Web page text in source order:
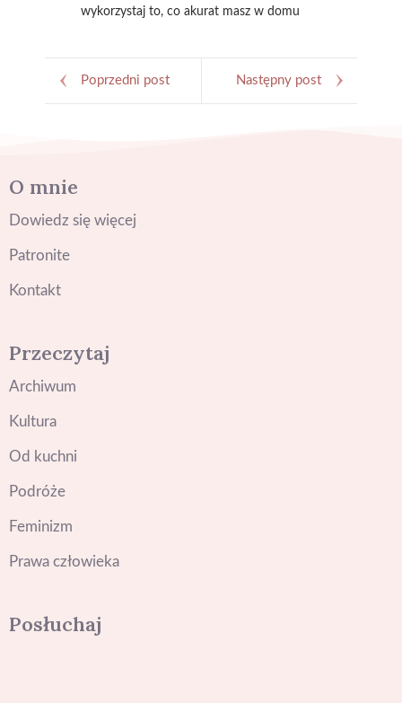
wykorzystaj to, co akurat masz w domu
Poprzedni post Następny post
O mnie
Dowiedz się więcej
Patronite
Kontakt
Przeczytaj
Archiwum
Kultura
Od kuchni
Podróże
Feminizm
Prawa człowieka
Posłuchaj